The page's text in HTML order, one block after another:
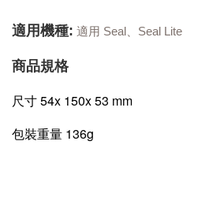
適用機種: 適用 Seal、Seal Lite
商品規格
尺寸 54x 150x 53 mm
包裝重量 136g